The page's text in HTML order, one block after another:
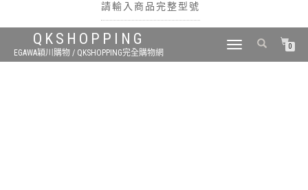
請輸入商品完整型號
QKSHOPPING
EGAWA穎川購物 / QKSHOPPING完全購物網
TOGGLE
0